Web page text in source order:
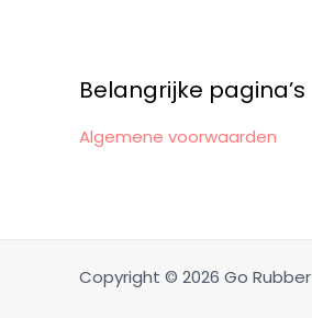
Belangrijke pagina’s
Algemene voorwaarden
Copyright © 2026 Go Rubber